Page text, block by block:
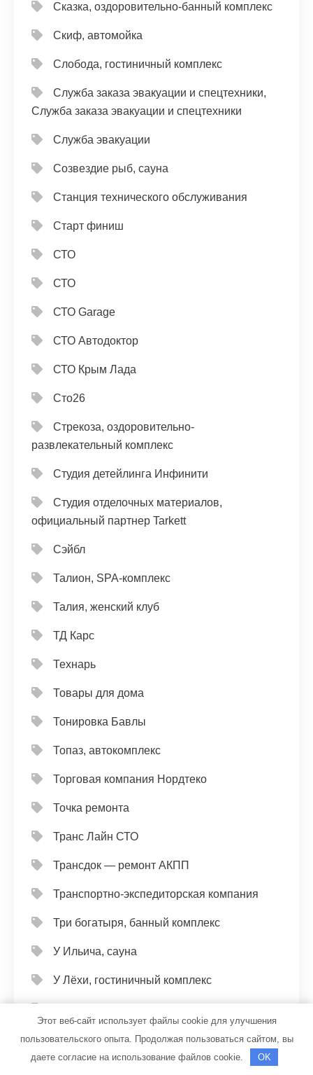
Сказка, оздоровительно-банный комплекс
Скиф, автомойка
Слобода, гостиничный комплекс
Служба заказа эвакуации и спецтехники,
Служба заказа эвакуации и спецтехники
Служба эвакуации
Созвездие рыб, сауна
Станция технического обслуживания
Старт финиш
СТО
СТО
СТО Garage
СТО Автодоктор
СТО Крым Лада
Сто26
Стрекоза, оздоровительно-
развлекательный комплекс
Студия детейлинга Инфинити
Студия отделочных материалов,
официальный партнер Tarkett
Сэйбл
Талион, SPA-комплекс
Талия, женский клуб
ТД Карс
Технарь
Товары для дома
Тонировка Бавлы
Топаз, автокомплекс
Торговая компания Нордтеко
Точка ремонта
Транс Лайн СТО
Трансдок — ремонт АКПП
Транспортно-экспедиторская компания
Три богатыря, банный комплекс
У Ильича, сауна
У Лёхи, гостиничный комплекс
У Петровича, оздоровительный центр
Этот веб-сайт использует файлы cookie для улучшения
пользовательского опыта. Продолжая пользоваться сайтом, вы
даете согласие на использование файлов cookie.
OK